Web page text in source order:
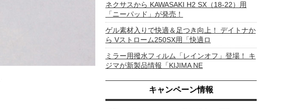
ネクサスから KAWASAKI H2 SX（18-22）用
「ニーパッド」が発売！
ゲル素材入りで快適＆足つき向上！ デイトナか
ら Vストローム250SX用「快適ロ
ミラー用撥水フィルム「レインオフ」登場！ キ
ジマが新製品情報「KIJIMA NE
キャンペーン情報